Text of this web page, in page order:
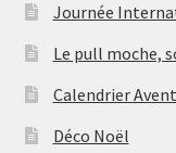
Journée
Le pull moche,
Calendrier Avent
Déco Noël